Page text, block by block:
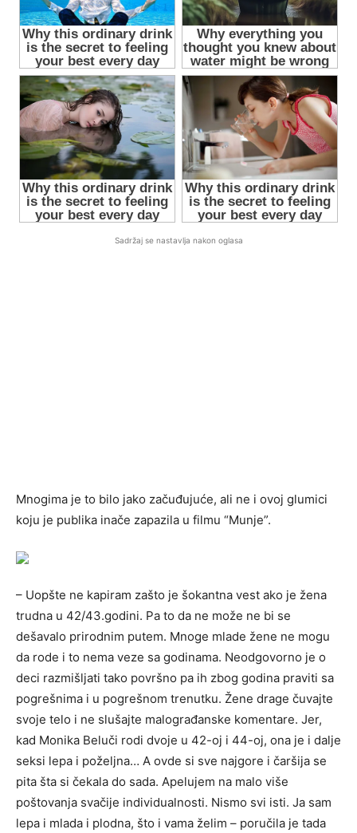
Sadržaj se nastavlja nakon oglasa
Mnogima je to bilo jako začuđujuće, ali ne i ovoj glumici
koju je publika inače zapazila u filmu “Munje”.
– Uopšte ne kapiram zašto je šokantna vest ako je žena
trudna u 42/43.godini. Pa to da ne može ne bi se
dešavalo prirodnim putem. Mnoge mlade žene ne mogu
da rode i to nema veze sa godinama. Neodgovorno je o
deci razmišljati tako površno pa ih zbog godina praviti sa
pogrešnima i u pogrešnom trenutku. Žene drage čuvajte
svoje telo i ne slušajte malograđanske komentare. Jer,
kad Monika Beluči rodi dvoje u 42-oj i 44-oj, ona je i dalje
seksi lepa i poželjna… A ovde si sve najgore i čaršija se
pita šta si čekala do sada. Apelujem na malo više
poštovanja svačije individualnosti. Nismo svi isti. Ja sam
lepa i mlada i plodna, što i vama želim – poručila je tada